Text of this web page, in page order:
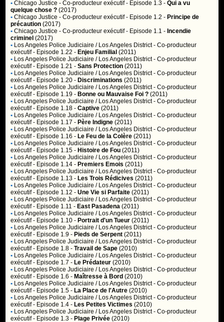
• Chicago Justice - Co-producteur exécutif - Episode 1.3 -Qui a vu
quelque chose ? (2017)
• Chicago Justice - Co-producteur exécutif - Episode 1.2 - Principe de
précaution (2017)
• Chicago Justice - Co-producteur exécutif - Episode 1.1 - Incendie
criminel (2017)
• Los Angeles Police Judiciaire / Los Angeles District- Co-producteur
exécutif - Episode 1.22 - Enjeu Familial (2011)
• Los Angeles Police Judiciaire / Los Angeles District- Co-producteur
exécutif - Episode 1.21 -Sans Protection (2011)
• Los Angeles Police Judiciaire / Los Angeles District- Co-producteur
exécutif - Episode 1.20 - Discriminations (2011)
• Los Angeles Police Judiciaire / Los Angeles District- Co-producteur
exécutif - Episode 1.19 - Bonne ou Mauvaise Foi ? (2011)
• Los Angeles Police Judiciaire / Los Angeles District- Co-producteur
exécutif - Episode 1.18 -Captive (2011)
• Los Angeles Police Judiciaire / Los Angeles District- Co-producteur
exécutif - Episode 1.17 - Père Indigne (2011)
• Los Angeles Police Judiciaire / Los Angeles District- Co-producteur
exécutif - Episode 1.16 - Le Feu de la Colère (2011)
• Los Angeles Police Judiciaire / Los Angeles District- Co-producteur
exécutif - Episode 1.15 - Histoire de Fou (2011)
• Los Angeles Police Judiciaire / Los Angeles District- Co-producteur
exécutif - Episode 1.14 - Premiers Emois (2011)
• Los Angeles Police Judiciaire / Los Angeles District- Co-producteur
exécutif - Episode 1.13 - Les Trois Rédicives (2011)
• Los Angeles Police Judiciaire / Los Angeles District- Co-producteur
exécutif - Episode 1.12 -Une Vie si Parfaite (2011)
• Los Angeles Police Judiciaire / Los Angeles District- Co-producteur
exécutif - Episode 1.11 - East Pasadena (2011)
• Los Angeles Police Judiciaire / Los Angeles District- Co-producteur
exécutif - Episode 1.10 - Portrait d'un Tueur (2011)
• Los Angeles Police Judiciaire / Los Angeles District- Co-producteur
exécutif - Episode 1.9 - Pieds de Serpent (2011)
• Los Angeles Police Judiciaire / Los Angeles District- Co-producteur
exécutif - Episode 1.8 -Travail de Sape (2010)
• Los Angeles Police Judiciaire / Los Angeles District- Co-producteur
exécutif - Episode 1.7 - Le Prédateur (2010)
• Los Angeles Police Judiciaire / Los Angeles District- Co-producteur
exécutif - Episode 1.6 - Maîtresse à Bord (2010)
• Los Angeles Police Judiciaire / Los Angeles District- Co-producteur
exécutif - Episode 1.5 - La Place de l'Autre (2010)
• Los Angeles Police Judiciaire / Los Angeles District- Co-producteur
exécutif - Episode 1.4 - Les Petites Victimes (2010)
• Los Angeles Police Judiciaire / Los Angeles District- Co-producteur
exécutif - Episode 1.3 - Plage Privée (2010)